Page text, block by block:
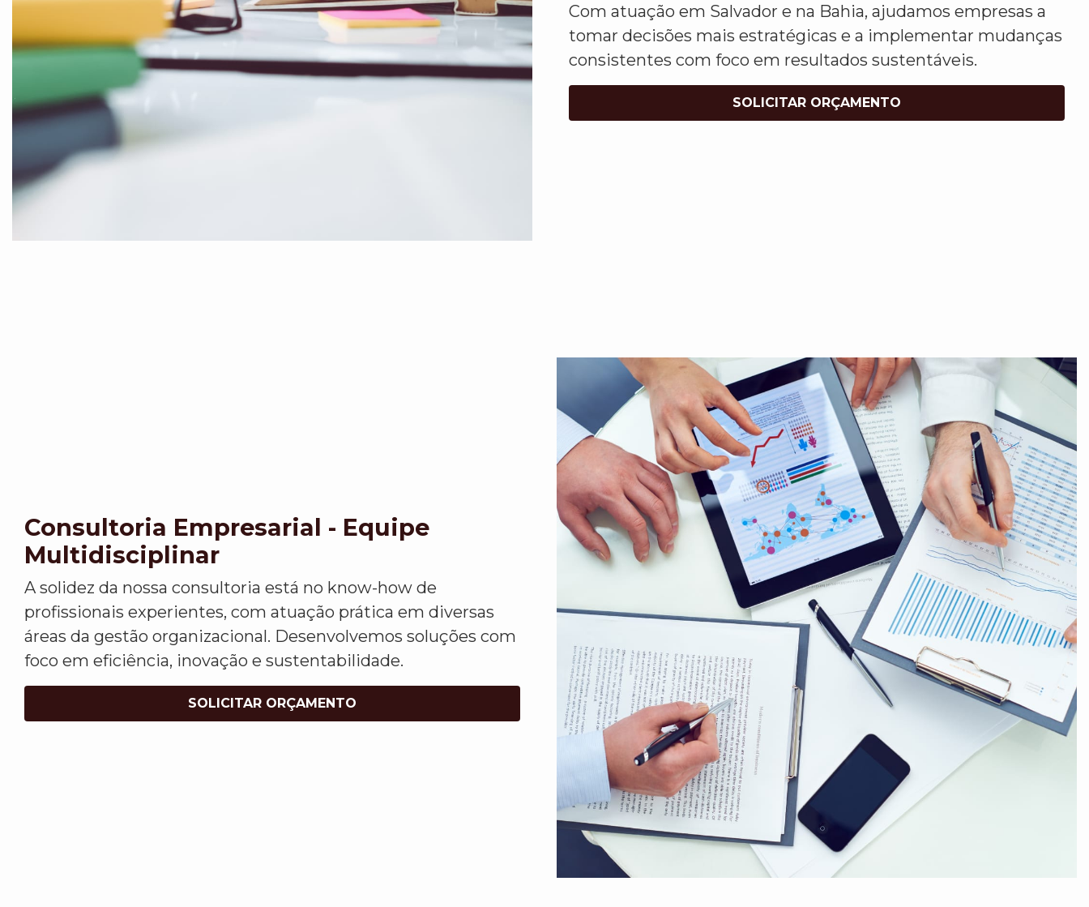
Com atuação em Salvador e na Bahia, ajudamos empresas a
tomar decisões mais estratégicas e a implementar mudanças
consistentes com foco em resultados sustentáveis.
SOLICITAR ORÇAMENTO
Consultoria Empresarial - Equipe
Multidisciplinar
A solidez da nossa consultoria está no know-how de
profissionais experientes, com atuação prática em diversas
áreas da gestão organizacional. Desenvolvemos soluções com
foco em eficiência, inovação e sustentabilidade.
SOLICITAR ORÇAMENTO